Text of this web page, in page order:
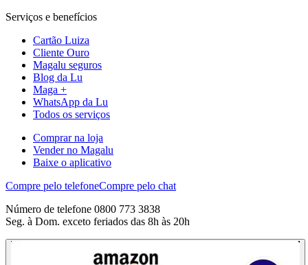
Serviços e benefícios
Cartão Luiza
Cliente Ouro
Magalu seguros
Blog da Lu
Maga +
WhatsApp da Lu
Todos os serviços
Comprar na loja
Vender no Magalu
Baixe o aplicativo
Compre pelo telefoneCompre pelo chat
Número de telefone 0800 773 3838
Seg. à Dom. exceto feriados das 8h às 20h